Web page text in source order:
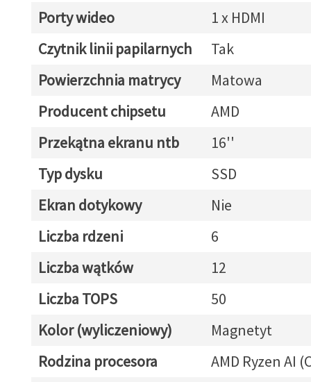
Porty wideo
1 x HDMI
Czytnik linii papilarnych
Tak
Powierzchnia matrycy
Matowa
Producent chipsetu
AMD
Przekątna ekranu ntb
16''
Typ dysku
SSD
Ekran dotykowy
Nie
Liczba rdzeni
6
Liczba wątków
12
Liczba TOPS
50
Kolor (wyliczeniowy)
Magnetyt
Rodzina procesora
AMD Ryzen AI